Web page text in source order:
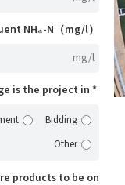
NH₄-N（mg/l）
is the project in?
Bidding
Other
products to be on